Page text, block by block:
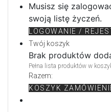
Musisz się
swoją listę życzeń.
LOGOWANIE /
Twój koszyk
Brak produktów
Pełna lista produktów w
Razem:
KOSZYK